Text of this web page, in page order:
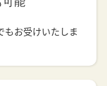
もお受けいたしま